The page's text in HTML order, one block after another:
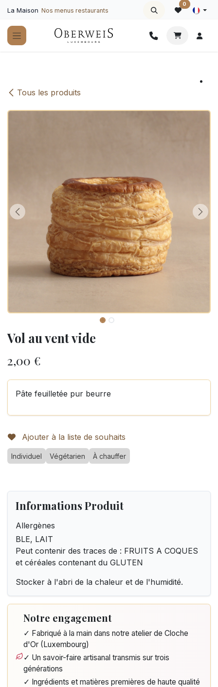
La Maison Nos menus restaurants
0
Tous les produits
Vol au vent vide
2,00 €
Pâte feuilletée pur beurre
Ajouter à la liste de souhaits
Individuel Végétarien À chauffer
Informations Produit
Allergènes
BLE, LAIT
Peut contenir des traces de : FRUITS A COQUES
et céréales contenant du GLUTEN
Stocker à l'abri de la chaleur et de l'humidité.
Notre engagement
✓ Fabriqué à la main dans notre atelier de Cloche
d'Or (Luxembourg)
✓ Un savoir-faire artisanal transmis sur trois
générations
✓ Ingrédients et matières premières de haute qualité